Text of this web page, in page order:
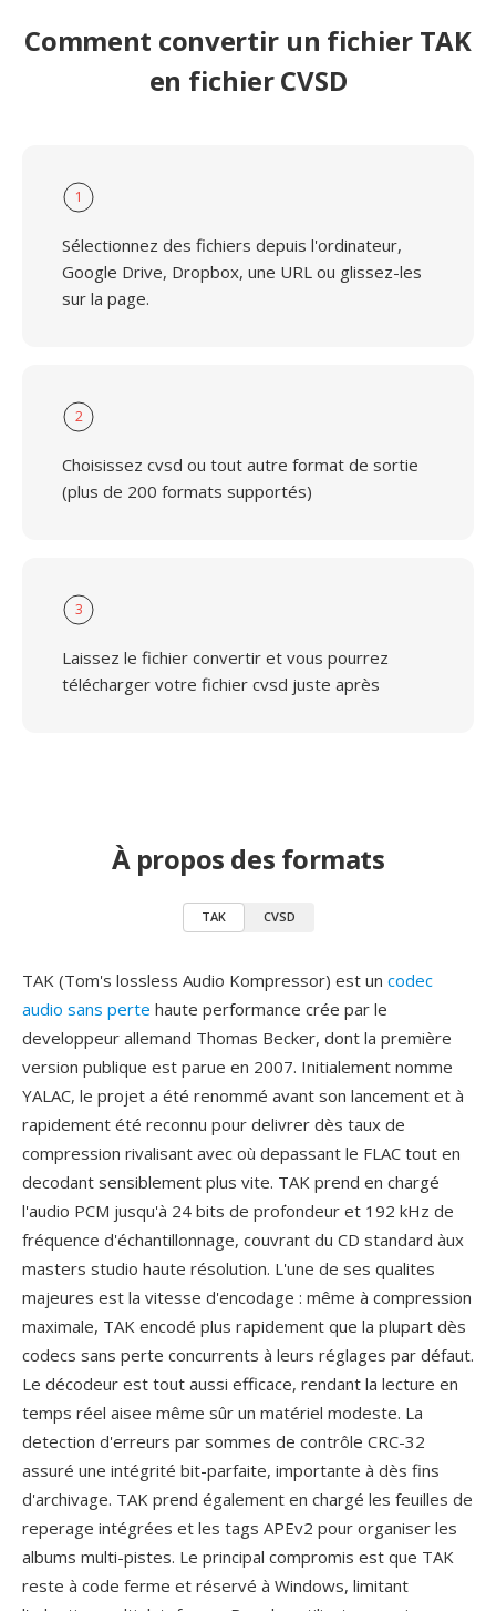
Comment convertir un fichier TAK
en fichier CVSD
1
Sélectionnez des fichiers depuis l'ordinateur,
Google Drive, Dropbox, une URL ou glissez-les
sur la page.
2
Choisissez cvsd ou tout autre format de sortie
(plus de 200 formats supportés)
3
Laissez le fichier convertir et vous pourrez
télécharger votre fichier cvsd juste après
À propos des formats
TAK CVSD
TAK (Tom's lossless Audio Kompressor) est un codec
audio sans perte haute performance crée par le
developpeur allemand Thomas Becker, dont la première
version publique est parue en 2007. Initialement nomme
YALAC, le projet a été renommé avant son lancement et à
rapidement été reconnu pour delivrer dès taux de
compression rivalisant avec où depassant le FLAC tout en
decodant sensiblement plus vite. TAK prend en chargé
l'audio PCM jusqu'à 24 bits de profondeur et 192 kHz de
fréquence d'échantillonnage, couvrant du CD standard àux
masters studio haute résolution. L'une de ses qualites
majeures est la vitesse d'encodage : même à compression
maximale, TAK encodé plus rapidement que la plupart dès
codecs sans perte concurrents à leurs réglages par défaut.
Le décodeur est tout aussi efficace, rendant la lecture en
temps réel aisee même sûr un matériel modeste. La
detection d'erreurs par sommes de contrôle CRC-32
assuré une intégrité bit-parfaite, importante à dès fins
d'archivage. TAK prend également en chargé les feuilles de
reperage intégrées et les tags APEv2 pour organiser les
albums multi-pistes. Le principal compromis est que TAK
reste à code ferme et réservé à Windows, limitant